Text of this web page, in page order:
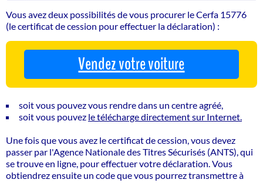
Vous avez deux possibilités de vous procurer le Cerfa 15776
(le certificat de cession pour effectuer la déclaration) :
Vendez votre voiture
soit vous pouvez vous rendre dans un centre agréé,
soit vous pouvez le télécharge directement sur Internet.
Une fois que vous avez le certificat de cession, vous devez
passer par l'Agence Nationale des Titres Sécurisés (ANTS), qui
se trouve en ligne, pour effectuer votre déclaration. Vous
obtiendrez ensuite un code que vous pourrez transmettre à